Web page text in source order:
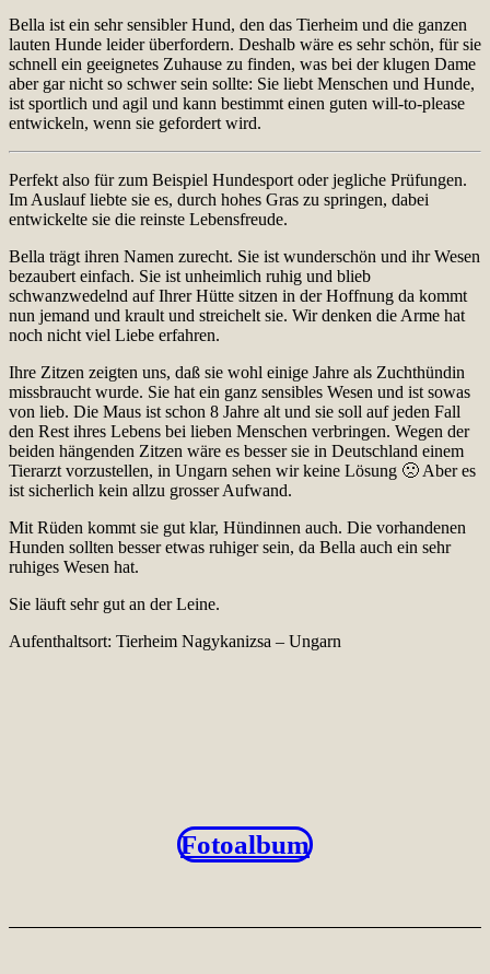
Bella ist ein sehr sensibler Hund, den das Tierheim und die ganzen
lauten Hunde leider überfordern. Deshalb wäre es sehr schön, für sie
schnell ein geeignetes Zuhause zu finden, was bei der klugen Dame
aber gar nicht so schwer sein sollte: Sie liebt Menschen und Hunde,
ist sportlich und agil und kann bestimmt einen guten will-to-please
entwickeln, wenn sie gefordert wird.
Perfekt also für zum Beispiel Hundesport oder jegliche Prüfungen.
Im Auslauf liebte sie es, durch hohes Gras zu springen, dabei
entwickelte sie die reinste Lebensfreude.
Bella trägt ihren Namen zurecht. Sie ist wunderschön und ihr Wesen
bezaubert einfach. Sie ist unheimlich ruhig und blieb
schwanzwedelnd auf Ihrer Hütte sitzen in der Hoffnung da kommt
nun jemand und krault und streichelt sie. Wir denken die Arme hat
noch nicht viel Liebe erfahren.
Ihre Zitzen zeigten uns, daß sie wohl einige Jahre als Zuchthündin
missbraucht wurde. Sie hat ein ganz sensibles Wesen und ist sowas
von lieb. Die Maus ist schon 8 Jahre alt und sie soll auf jeden Fall
den Rest ihres Lebens bei lieben Menschen verbringen. Wegen der
beiden hängenden Zitzen wäre es besser sie in Deutschland einem
Tierarzt vorzustellen, in Ungarn sehen wir keine Lösung 🙁 Aber es
ist sicherlich kein allzu grosser Aufwand.
Mit Rüden kommt sie gut klar, Hündinnen auch. Die vorhandenen
Hunden sollten besser etwas ruhiger sein, da Bella auch ein sehr
ruhiges Wesen hat.
Sie läuft sehr gut an der Leine.
Aufenthaltsort: Tierheim Nagykanizsa – Ungarn
Fotoalbum